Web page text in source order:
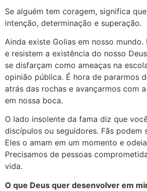
Se alguém tem coragem, significa
intenção, determinação e superação.
Ainda existe Golias em nosso mundo.
e resistem a existência do nosso
se disfarçam como ameaças na
opinião pública. É hora de pararmos
atrás das rochas e avançarmos com
em nossa boca.
O lado insolente da fama diz que
discípulos ou seguidores. Fãs podem
Eles o amam em um momento e
Precisamos de pessoas
vida.
O que Deus quer desenvolver em